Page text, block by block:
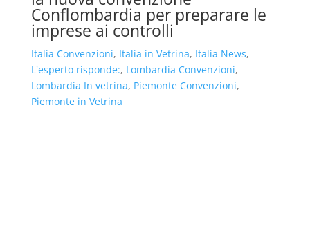
Conflombardia per preparare le
imprese ai controlli
Italia Convenzioni, Italia in Vetrina, Italia News,
L'esperto risponde:, Lombardia Convenzioni,
Lombardia In vetrina, Piemonte Convenzioni,
Piemonte in Vetrina